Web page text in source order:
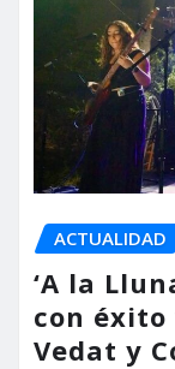
ACTUALIDAD
‘A la
con
Vedat y